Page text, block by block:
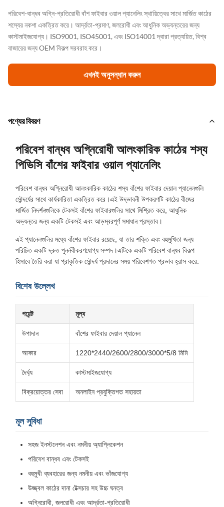
পরিবেশ-বান্ধব অগ্নি-প্রতিরোধী বাঁশ ফাইবার ওয়াল প্যানেলিং স্থায়িত্বের সাথে মার্জিত কাঠের
শস্যের নকশা একত্রিত করে। আর্দ্রতা-প্রমাণ, জলরোধী এবং আধুনিক অভ্যন্তরের জন্য
কাস্টমাইজযোগ্য। ISO9001, ISO45001, এবং ISO14001 দ্বারা প্রত্যয়িত, বিশ্ব
বাজারের জন্য OEM বিকল্প সরবরাহ করে।
এখনই অনুসন্ধান করুন
পণ্যের বিবরণ
পরিবেশ বান্ধব অগ্নিরোধী আলংকারিক কাঠের শস্য
পিভিসি বাঁশের ফাইবার ওয়াল প্যানেলিং
পরিবেশ বান্ধব অগ্নিরোধী আলংকারিক কাঠের শস্য বাঁশের ফাইবার দেয়াল প্যানেলগুলি
সৌন্দর্যের সাথে কার্যকারিতা একত্রিত করে।এই উদ্ভাবনী উপকরণটি কাঠের বীজের
মার্জিত নিদর্শনগুলিকে টেকসই বাঁশের ফাইবারগুলির সাথে মিশ্রিত করে, আধুনিক
অভ্যন্তর জন্য একটি টেকসই এবং আড়ম্বরপূর্ণ সমাধান প্রস্তাব।
এই প্যানেলগুলির মধ্যে বাঁশের ফাইবার রয়েছে, যা তার শক্তি এবং বহুমুখিতা জন্য
পরিচিত একটি দ্রুত পুনর্নবীকরণযোগ্য সম্পদ।এটিকে একটি পরিবেশ বান্ধব বিকল্প
হিসাবে তৈরি করা যা প্রাকৃতিক সৌন্দর্য প্রদানের সময় পরিবেশগত প্রভাব হ্রাস করে.
বিশেষ উল্লেখ
পয়েন্ট মূল্য
উপাদান বাঁশের ফাইবার দেয়াল প্যানেল
আকার 1220*2440/2600/2800/3000*5/8 মিমি
দৈর্ঘ্য কাস্টমাইজযোগ্য
বিক্রয়োত্তর সেবা অনলাইন প্রযুক্তিগত সহায়তা
মূল সুবিধা
সহজ ইনস্টলেশন এবং নমনীয় অ্যাপ্লিকেশন
পরিবেশ বান্ধব এবং টেকসই
বহুমুখী ব্যবহারের জন্য নমনীয় এবং ভাঁজযোগ্য
উজ্জ্বল কাঠের দানা টেক্সচার সহ উচ্চ ঘনত্ব
অগ্নিরোধী, জলরোধী এবং আর্দ্রতা-প্রতিরোধী